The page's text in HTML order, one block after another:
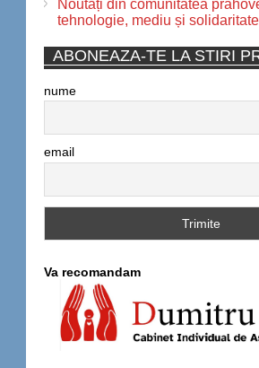
Noutăți din comunitatea
tehnologie, mediu și solidaritate
ABONEAZA-TE LA STIRI
nume
email
Va recomandam